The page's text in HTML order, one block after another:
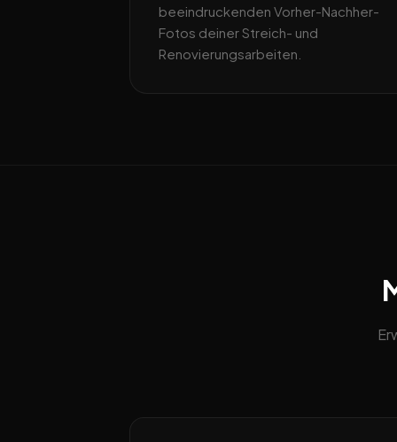
beeindruckenden Vorher-Nachher-
Fotos deiner Streich- und
Renovierungsarbeiten.